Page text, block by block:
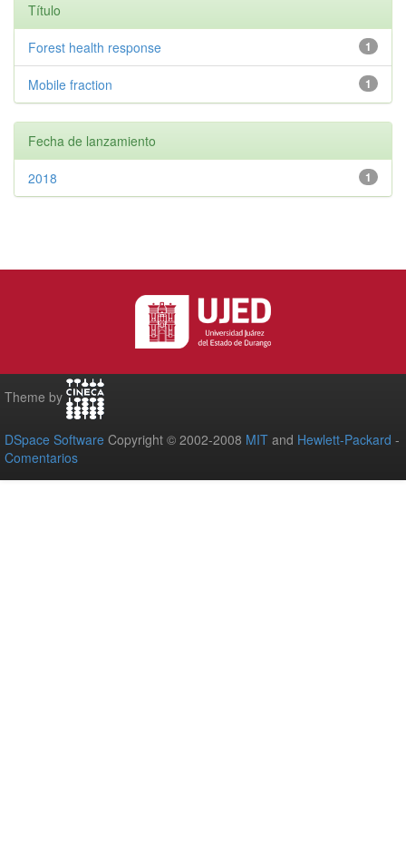
Título
1
Forest health response
1
Mobile fraction
Fecha de lanzamiento
1
2018
Theme by
DSpace Software Copyright © 2002-2008 MIT and Hewlett-Packard -
Comentarios